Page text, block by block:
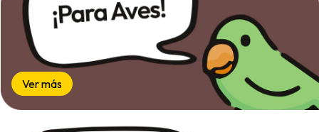
Ver más